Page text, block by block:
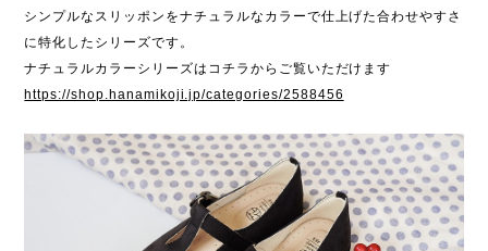
シンプルなスリッポンをナチュラルなカラーで仕上げた合わせやすさ
に特化したシリーズです。
ナチュラルカラーシリーズはコチラからご覧いただけます
https://shop.hanamikoji.jp/categories/2588456